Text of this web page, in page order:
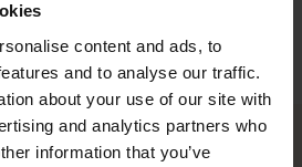
content and ads, to
and to analyse our traffic.
about your use of our site with
and analytics partners who
information that you’ve